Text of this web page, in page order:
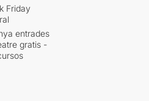
Friday
entrades
gratis -